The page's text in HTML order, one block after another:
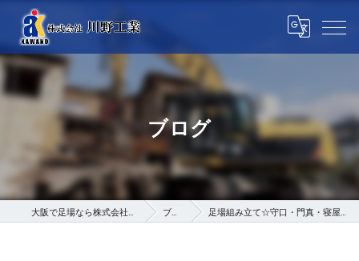
ブログ
ブログ 足場組み立て☆守口・門真・寝屋川・とび職